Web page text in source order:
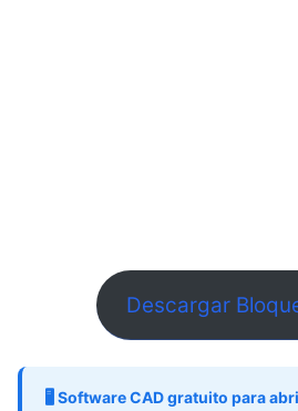
Descargar
🖥️ Software CAD gratuito para